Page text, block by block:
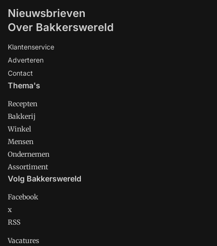
Nieuwsbrieven
Over Bakkerswereld
Klantenservice
Adverteren
Contact
Thema's
Recepten
Bakkerij
Winkel
Mensen
Ondernemen
Assortiment
Volg Bakkerswereld
Facebook
x
RSS
Vacatures